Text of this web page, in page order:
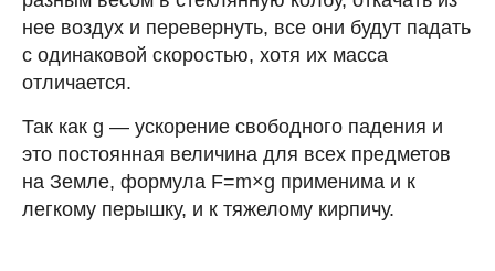
нее воздух и перевернуть, все они будут падать
с одинаковой скоростью, хотя их масса
отличается.
Так как g — ускорение свободного падения и
это постоянная величина для всех предметов
на Земле, формула F=m×g применима и к
легкому перышку, и к тяжелому кирпичу.